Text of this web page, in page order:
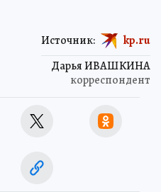
Дарья ИВАШКИНА
корреспондент
Источник: kp.ru